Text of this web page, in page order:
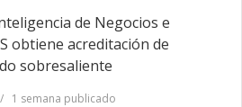
de Negocios e
obtiene acreditación de
sobresaliente
1 semana publicado